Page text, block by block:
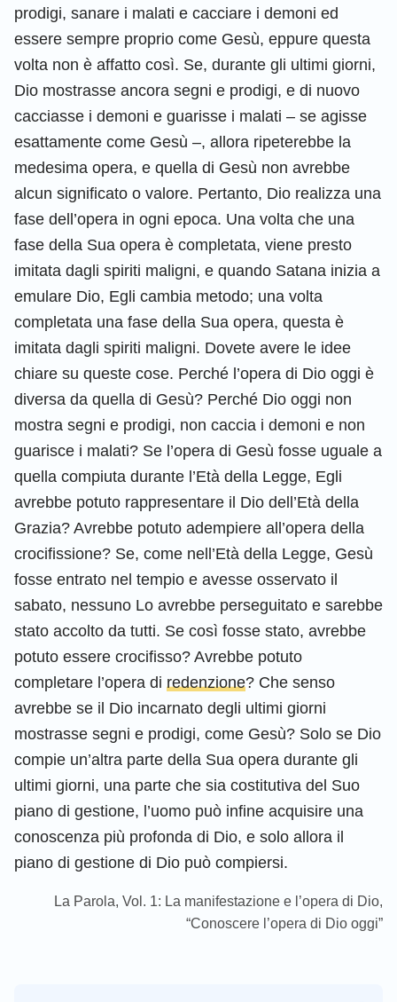
prodigi, sanare i malati e cacciare i demoni ed
essere sempre proprio come Gesù, eppure questa
volta non è affatto così. Se, durante gli ultimi giorni,
Dio mostrasse ancora segni e prodigi, e di nuovo
cacciasse i demoni e guarisse i malati – se agisse
esattamente come Gesù –, allora ripeterebbe la
medesima opera, e quella di Gesù non avrebbe
alcun significato o valore. Pertanto, Dio realizza una
fase dell’opera in ogni epoca. Una volta che una
fase della Sua opera è completata, viene presto
imitata dagli spiriti maligni, e quando Satana inizia a
emulare Dio, Egli cambia metodo; una volta
completata una fase della Sua opera, questa è
imitata dagli spiriti maligni. Dovete avere le idee
chiare su queste cose. Perché l’opera di Dio oggi è
diversa da quella di Gesù? Perché Dio oggi non
mostra segni e prodigi, non caccia i demoni e non
guarisce i malati? Se l’opera di Gesù fosse uguale a
quella compiuta durante l’Età della Legge, Egli
avrebbe potuto rappresentare il Dio dell’Età della
Grazia? Avrebbe potuto adempiere all’opera della
crocifissione? Se, come nell’Età della Legge, Gesù
fosse entrato nel tempio e avesse osservato il
sabato, nessuno Lo avrebbe perseguitato e sarebbe
stato accolto da tutti. Se così fosse stato, avrebbe
potuto essere crocifisso? Avrebbe potuto
completare l’opera di redenzione? Che senso
avrebbe se il Dio incarnato degli ultimi giorni
mostrasse segni e prodigi, come Gesù? Solo se Dio
compie un’altra parte della Sua opera durante gli
ultimi giorni, una parte che sia costitutiva del Suo
piano di gestione, l’uomo può infine acquisire una
conoscenza più profonda di Dio, e solo allora il
piano di gestione di Dio può compiersi.
La Parola, Vol. 1: La manifestazione e l’opera di Dio,
“Conoscere l’opera di Dio oggi”